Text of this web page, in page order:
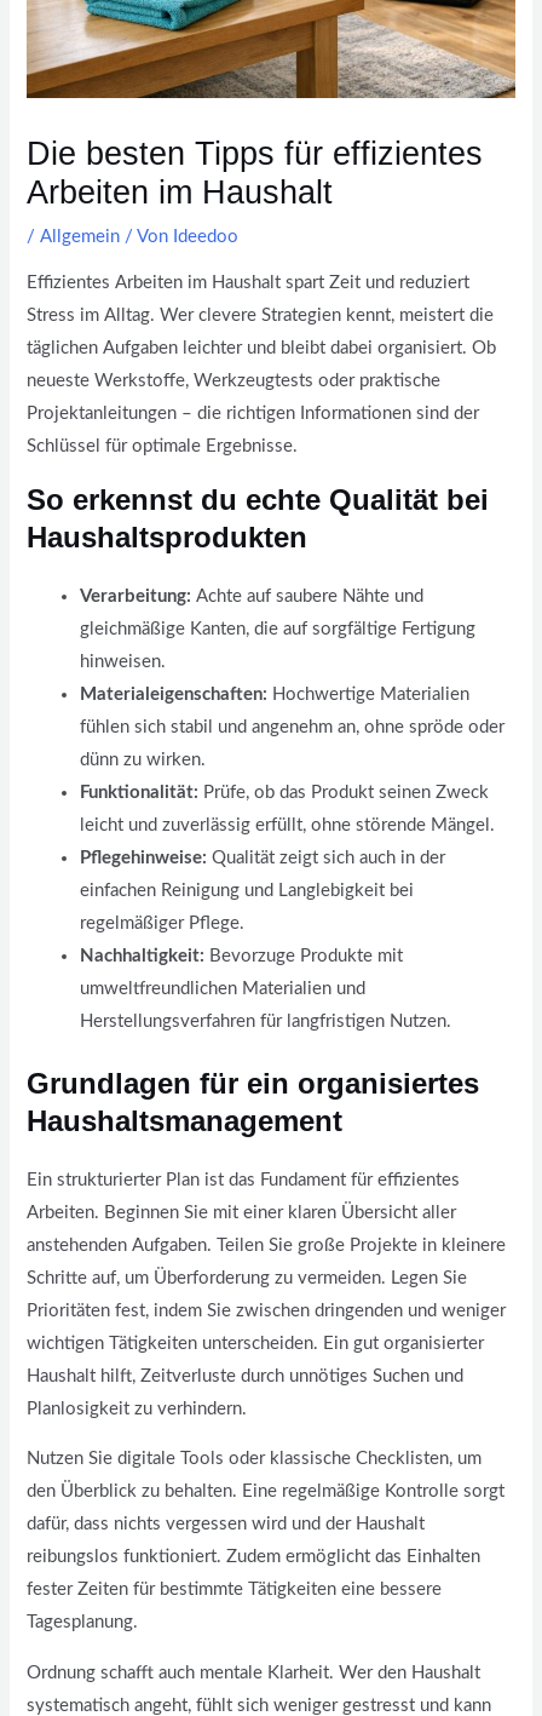
Die besten Tipps für effizientes
Arbeiten im Haushalt
/Allgemein / Von Ideedoo
Effizientes Arbeiten im Haushalt spart Zeit und reduziert
Stress im Alltag. Wer clevere Strategien kennt, meistert die
täglichen Aufgaben leichter und bleibt dabei organisiert. Ob
neueste Werkstoffe, Werkzeugtests oder praktische
Projektanleitungen – die richtigen Informationen sind der
Schlüssel für optimale Ergebnisse.
So erkennst du echte Qualität bei
Haushaltsprodukten
Verarbeitung: Achte auf saubere Nähte und
gleichmäßige Kanten, die auf sorgfältige Fertigung
hinweisen.
Materialeigenschaften: Hochwertige Materialien
fühlen sich stabil und angenehm an, ohne spröde oder
dünn zu wirken.
Funktionalität: Prüfe, ob das Produkt seinen Zweck
leicht und zuverlässig erfüllt, ohne störende Mängel.
Pflegehinweise: Qualität zeigt sich auch in der
einfachen Reinigung und Langlebigkeit bei
regelmäßiger Pflege.
Nachhaltigkeit: Bevorzuge Produkte mit
umweltfreundlichen Materialien und
Herstellungsverfahren für langfristigen Nutzen.
Grundlagen für ein organisiertes
Haushaltsmanagement
Ein strukturierter Plan ist das Fundament für effizientes
Arbeiten. Beginnen Sie mit einer klaren Übersicht aller
anstehenden Aufgaben. Teilen Sie große Projekte in kleinere
Schritte auf, um Überforderung zu vermeiden. Legen Sie
Prioritäten fest, indem Sie zwischen dringenden und weniger
wichtigen Tätigkeiten unterscheiden. Ein gut organisierter
Haushalt hilft, Zeitverluste durch unnötiges Suchen und
Planlosigkeit zu verhindern.
Nutzen Sie digitale Tools oder klassische Checklisten, um
den Überblick zu behalten. Eine regelmäßige Kontrolle sorgt
dafür, dass nichts vergessen wird und der Haushalt
reibungslos funktioniert. Zudem ermöglicht das Einhalten
fester Zeiten für bestimmte Tätigkeiten eine bessere
Tagesplanung.
Ordnung schafft auch mentale Klarheit. Wer den Haushalt
systematisch angeht, fühlt sich weniger gestresst und kann